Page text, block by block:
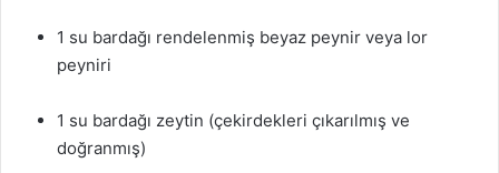
1 su bardağı rendelenmiş beyaz peynir veya lor
peyniri
1 su bardağı zeytin (çekirdekleri çıkarılmış ve
doğranmış)